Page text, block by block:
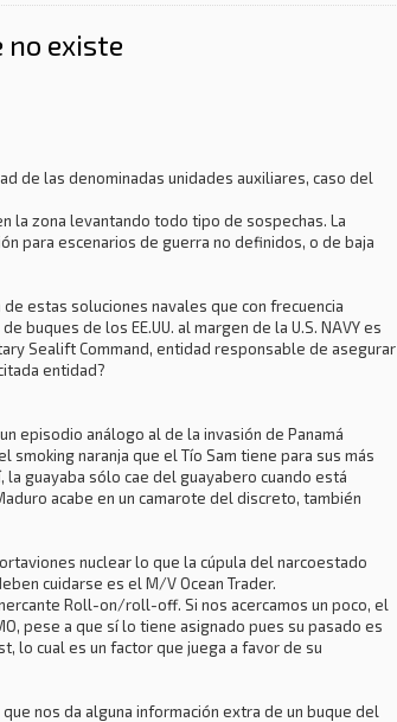
no existe
de las denominadas unidades auxiliares, caso del
la zona levantando todo tipo de sospechas. La
para escenarios de guerra no definidos, o de baja
estas soluciones navales que con frecuencia
de los EE.UU. al margen de la U.S. NAVY es
Sealift Command, entidad responsable de asegurar
entidad?
episodio análogo al de la invasión de Panamá
smoking naranja que el Tío Sam tiene para sus más
guayaba sólo cae del guayabero cuando está
acabe en un camarote del discreto, también
nuclear lo que la cúpula del narcoestado
cuidarse es el M/V Ocean Trader.
Roll-on/roll-off. Si nos acercamos un poco, el
pese a que sí lo tiene asignado pues su pasado es
lo cual es un factor que juega a favor de su
nos da alguna información extra de un buque del